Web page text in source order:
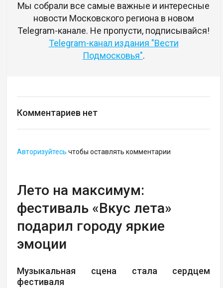
Мы собрали все самые важные и интересные
новости Московского региона в новом
Telegram-канале. Не пропусти, подписывайся!
Telegram-канал издания "Вести
Подмосковья".
Комментариев нет
Авторизуйтесь чтобы оставлять комментарии
Лето на максимум:
фестиваль «Вкус лета»
подарил городу яркие
эмоции
Музыкальная сцена стала сердцем
фестиваля